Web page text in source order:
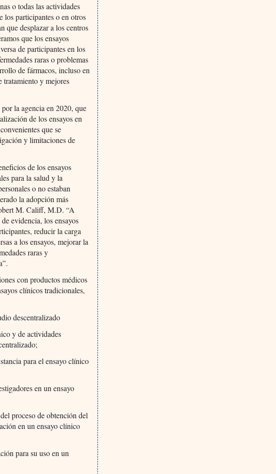
o todas las actividades
los participantes o en otros
que desplazar a los centros
que los ensayos
de participantes en los
raras o problemas
de fármacos, incluso en
tratamiento y mejores
la agencia en 2020, que
de los ensayos en
que se
y limitaciones de
de los ensayos
para la salud y la
o no estaban
la adopción más
M. Califf, M.D. “A
evidencia, los ensayos
reducir la carga
a los ensayos, mejorar la
raras y
con productos médicos
clínicos tradicionales,
descentralizado
y de actividades
para el ensayo clínico
en un ensayo
proceso de obtención del
en un ensayo clínico
para su uso en un